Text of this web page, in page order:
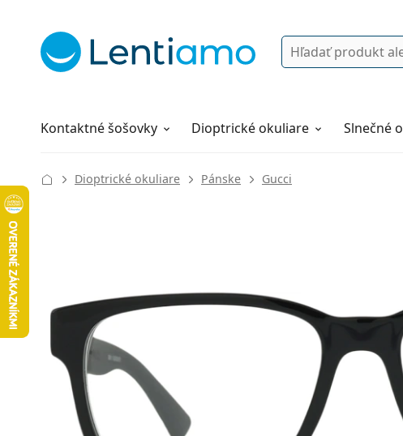
Vyhľadávanie
Kontaktné šošovky
Roztoky Dioptrické okuliare Slnečné
Všetko o nákupe
Dioptrické okuliare Pánske Gucci
55